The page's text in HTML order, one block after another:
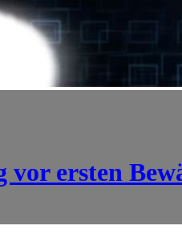
ersten